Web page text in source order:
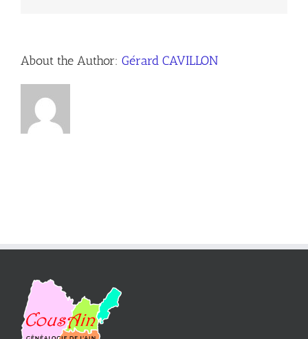
About the Author: Gérard CAVILLON